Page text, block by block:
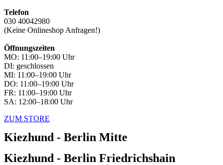
Telefon
030 40042980
(Keine Onlineshop Anfragen!)
Öffnungszeiten
MO: 11:00–19:00 Uhr
DI: geschlossen
MI: 11:00–19:00 Uhr
DO: 11:00–19:00 Uhr
FR: 11:00–19:00 Uhr
SA: 12:00–18:00 Uhr
ZUM STORE
Kiezhund - Berlin Mitte
Kiezhund - Berlin Friedrichshain